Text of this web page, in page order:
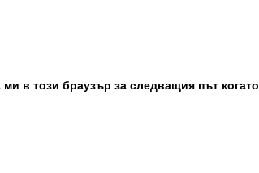
в този браузър за следващия път когато